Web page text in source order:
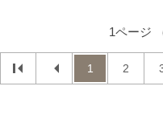
1ページ
1 2